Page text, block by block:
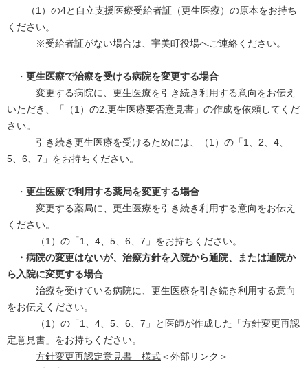
（1）の4と自立支援医療受給者証（更生医療）の原本をお持ち
ください。
※受給者証がない場合は、宇美町役場へご連絡ください。
・ 更生医療で治療を受ける病院を変更する場合
変更する病院に、更生医療を引き続き利用する意向をお伝え
いただき、「（1）の2.更生医療要否意見書」の作成を依頼してくだ
さい。
引き続き更生医療を受けるためには、（1）の「1、2、4、
5、6、7」をお持ちください。
・ 更生医療で利用する薬局を変更する場合
変更する薬局に、更生医療を引き続き利用する意向をお伝え
ください。
（1）の「1、4、5、6、7」をお持ちください。
・病院の変更はないが、治療方針を入院から通院、または通院か
ら入院に変更する場合
治療を受けている病院に、更生医療を引き続き利用する意向
をお伝えください。
（1）の「1、4、5、6、7」と医師が作成した「方針変更再認
定意見書」をお持ちください。
方針変更再認定意見書 様式＜外部リンク＞